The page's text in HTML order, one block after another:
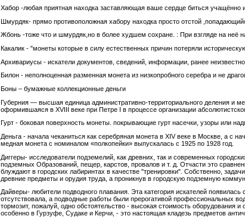
Хабор -любая приятная находка заставляющая ваше сердце биться учащённо
Шмурдяк- прямо противоположная хабору находка просто отстой
Жбонь -тоже что и шмурдяк,но в более худшем сохране. : При взгляде на неё
Какалик - "монеты которые в силу естественных причин потеряли
Архивариусы - искатели документов, сведений, информации, ранее
Билон - неполноценная разменная монета из низкопробного серебра и не
Боны – бумажные коллекционные деньги
Губерния — высшая единица административно-территориального деления и
оформившаяся в XVIII веке при Петре I в процессе организации
Гурт - боковая поверхность монеты. покрывающие гурт насечки, узоры или
Деньга - начала чеканиться как серебряная монета в XIV веке в Москве, а с
медная монета с номиналом «полкопейки» выпускалась с 1925 по 1928 год.
Диггеры- исследователи подземелий, как древних, так и современных
подземных Образований, пещер, карстов, провалов и т. д. Отчасти это
блуждают в городских лабиринтах в качестве "тренировки". Собственно,
древние предметы и орудия труда, а проникнув в городскую подземную
Дайверы- любители подводного плавания. Эта категория искателей
отсутствовала, а подводные работы были прерогативой профессиональных
тормозит, пожалуй, одно обстоятельство - высокая стоимость оборудования
особенно в Гурзуфе, Судаке и Керчи, - это настоящая кладезь предметов